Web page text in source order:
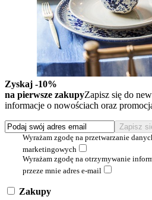
Zyskaj -10%
na pierwsze zakupyZapisz się do
informacje o nowościach oraz
Wyrażam zgodę na przetwarzanie
marketingowych
Wyrażam zgodę na otrzymywanie
przeze mnie adres e-mail
Zakupy